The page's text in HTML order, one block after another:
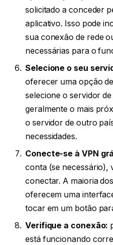
solicitado a conceder
aplicativo. Isso pode
sua conexão de rede
necessárias para o
Selecione o seu
oferecer uma opção
selecione o servidor
geralmente o mais
o servidor de outro
necessidades.
Conecte-se à VPN
conta (se necessário),
conectar. A maioria
oferecem uma
tocar em um botão
Verifique a conexão:
está funcionando